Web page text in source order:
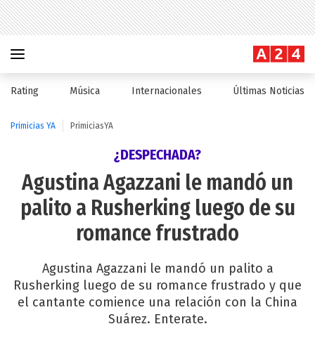
Rating Música Internacionales Últimas Noticias
Primicias YA PrimiciasYA
¿DESPECHADA?
Agustina Agazzani le mandó un
palito a Rusherking luego de su
romance frustrado
Agustina Agazzani le mandó un palito a
Rusherking luego de su romance frustrado y que
el cantante comience una relación con la China
Suárez. Enterate.